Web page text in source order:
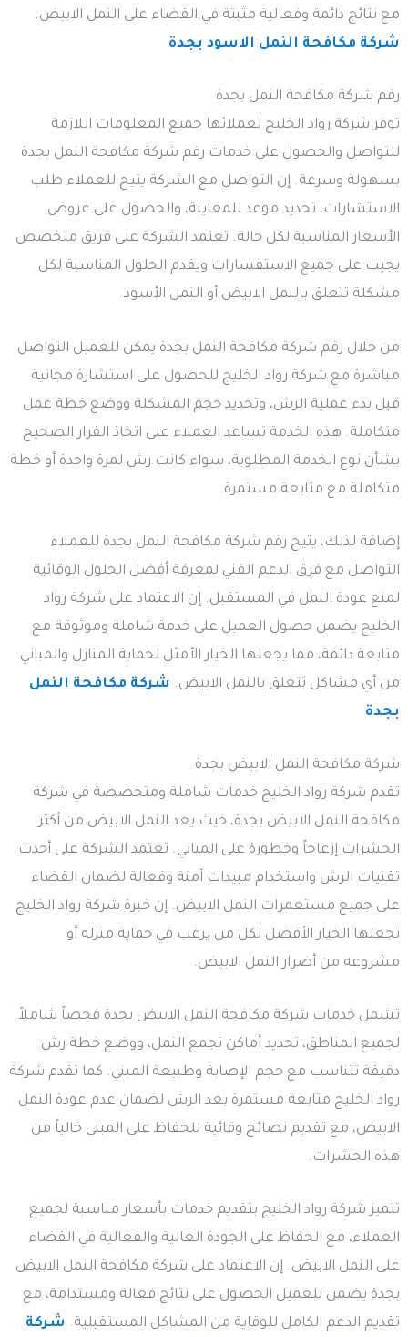
مع نتائج دائمة وفعالية مثبتة في القضاء على النمل الابيض.
شركة مكافحة النمل الاسود بجدة
رقم شركة مكافحة النمل بجدة
توفر شركة رواد الخليج لعملائها جميع المعلومات اللازمة
للتواصل والحصول على خدمات رقم شركة مكافحة النمل بجدة
بسهولة وسرعة. إن التواصل مع الشركة يتيح للعملاء طلب
الاستشارات، تحديد موعد للمعاينة، والحصول على عروض
الأسعار المناسبة لكل حالة. تعتمد الشركة على فريق متخصص
يجيب على جميع الاستفسارات ويقدم الحلول المناسبة لكل
مشكلة تتعلق بالنمل الابيض أو النمل الأسود.
من خلال رقم شركة مكافحة النمل بجدة يمكن للعميل التواصل
مباشرة مع شركة رواد الخليج للحصول على استشارة مجانية
قبل بدء عملية الرش، وتحديد حجم المشكلة ووضع خطة عمل
متكاملة. هذه الخدمة تساعد العملاء على اتخاذ القرار الصحيح
بشأن نوع الخدمة المطلوبة، سواء كانت رش لمرة واحدة أو خطة
متكاملة مع متابعة مستمرة.
إضافة لذلك، يتيح رقم شركة مكافحة النمل بجدة للعملاء
التواصل مع فرق الدعم الفني لمعرفة أفضل الحلول الوقائية
لمنع عودة النمل في المستقبل. إن الاعتماد على شركة رواد
الخليج يضمن حصول العميل على خدمة شاملة وموثوقة مع
متابعة دائمة، مما يجعلها الخيار الأمثل لحماية المنازل والمباني
من أي مشاكل تتعلق بالنمل الابيض. شركة مكافحة النمل
بجدة
شركة مكافحة النمل الابيض بجدة
تقدم شركة رواد الخليج خدمات شاملة ومتخصصة في شركة
مكافحة النمل الابيض بجدة، حيث يعد النمل الابيض من أكثر
الحشرات إزعاجاً وخطورة على المباني. تعتمد الشركة على أحدث
تقنيات الرش واستخدام مبيدات آمنة وفعالة لضمان القضاء
على جميع مستعمرات النمل الابيض. إن خبرة شركة رواد الخليج
تجعلها الخيار الأفضل لكل من يرغب في حماية منزله أو
مشروعه من أضرار النمل الابيض.
تشمل خدمات شركة مكافحة النمل الابيض بجدة فحصاً شاملاً
لجميع المناطق، تحديد أماكن تجمع النمل، ووضع خطة رش
دقيقة تتناسب مع حجم الإصابة وطبيعة المبنى. كما تقدم شركة
رواد الخليج متابعة مستمرة بعد الرش لضمان عدم عودة النمل
الابيض، مع تقديم نصائح وقائية للحفاظ على المبنى خالياً من
هذه الحشرات.
تتميز شركة رواد الخليج بتقديم خدمات بأسعار مناسبة لجميع
العملاء، مع الحفاظ على الجودة العالية والفعالية في القضاء
على النمل الابيض. إن الاعتماد على شركة مكافحة النمل الابيض
بجدة يضمن للعميل الحصول على نتائج فعالة ومستدامة، مع
تقديم الدعم الكامل للوقاية من المشاكل المستقبلية. شركة